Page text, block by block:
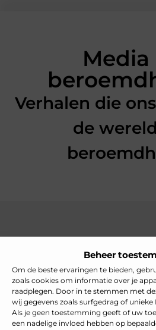
Beheer
Om de beste ervaringen te bieden,
zoals cookies om informatie over je
raadplegen. Door in te stemmen met
wij gegevens zoals surfgedrag of unieke
Als je geen toestemming geeft of uw
een nadelige invloed hebben op
Media
Verhalen die
de
Jouw gids voor inspiratie en tips uit
Ontdek een brede verzameling blogs
om het meeste uit elke dag te halen,
en verrassende inzichten.
Bericht categorie